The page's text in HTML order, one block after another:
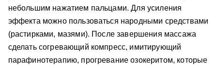
небольшим нажатием пальцами. Для усиления
эффекта можно пользоваться народными средствами
(растирками, мазями). После завершения массажа
сделать согревающий компресс, имитирующий
парафинотерапию, прогревание озокеритом, которые